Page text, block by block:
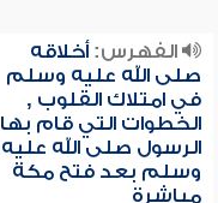
الفهرس:أخلاقه
صلى الله عليه وسلم
في امتلاك القلوب ,
الخطوات التي قام بها
الرسول صلى الله عليه
وسلم بعد فتح مكة
مباشرة